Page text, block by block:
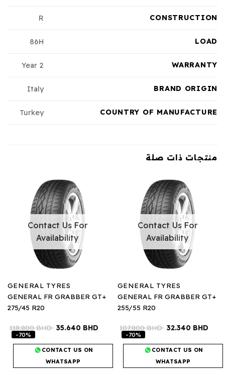
CONSTRUCTION
R
LOAD
86H
WARRANTY
2 Year
BRAND ORIGIN
Italy
COUNTRY OF MANUFACTURE
Turkey
منتجات ذات صلة
Contact Us For
Availability
GENERAL TYRES
GENERAL FR GRABBER GT+
255/55 R20
107.800BHD 32.340 BHD
-70%
CONTACT US ON
WHATSAPP
Contact Us For
Availability
GENERAL TYRES
GENERAL FR GRABBER GT+
275/45 R20
118.800BHD 35.640 BHD
-70%
CONTACT US ON
WHATSAPP